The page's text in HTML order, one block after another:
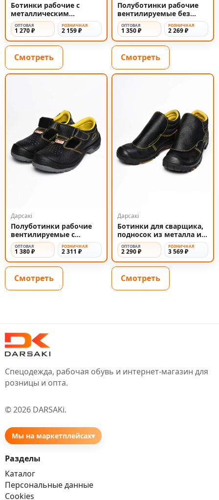
Ботинки рабочие с
металлическим
подноском
ОПТОВАЯ
1 270 ₽
РОЗНИЧНАЯ
2 159 ₽
Смотреть
Полуботинки рабочие
вентилируемые без
подноска Сандалии
ОПТОВАЯ
1 350 ₽
РОЗНИЧНАЯ
2 269 ₽
Смотреть
Дарсакi
Полуботинки рабочие
вентилируемые с
подноском Сандалии
ОПТОВАЯ
1 380 ₽
РОЗНИЧНАЯ
2 311 ₽
Смотреть
Дарсакi
Ботинки для сварщика,
подносок из металла и
защита от искр
ОПТОВАЯ
2 290 ₽
РОЗНИЧНАЯ
3 569 ₽
Смотреть
Спецодежда, рабочая обувь и интернет-магазин для
розницы и опта.
©2026 DARSAKi.
Мы на маркетплейсах▾
Разделы
Каталог
Персональные данные
Cookies